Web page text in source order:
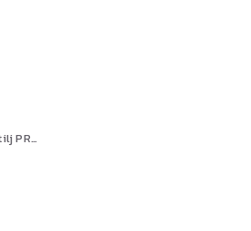
NAPOLEON - Plinski roštilj PRESTIGE P500VXRSIBPSS-SI WIFI - Wi-Fi i Bluetooth povezivanje koje omogućavaju potpunu kontrolu nad pečenjem.